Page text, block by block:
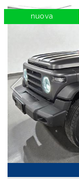
nuova